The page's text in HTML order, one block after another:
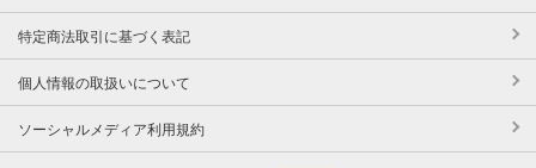
特定商法取引に基づく表記
個人情報の取扱いについて
ソーシャルメディア利用規約